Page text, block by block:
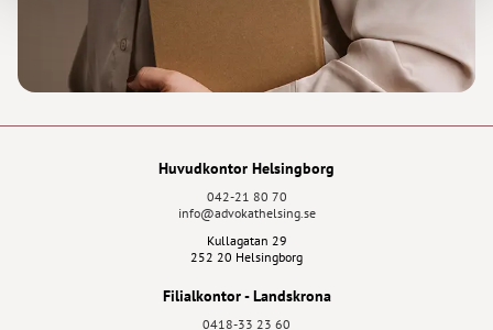
Huvudkontor Helsingborg
042-21 80 70
info@advokathelsing.se
Kullagatan 29
252 20 Helsingborg
Filialkontor - Landskrona
0418-33 23 60